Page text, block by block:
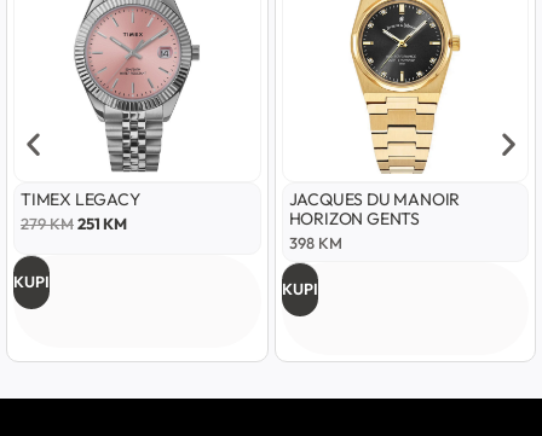
TIMEX LEGACY
279KM251KM
KUPI
JACQUES DU MANOIR
HORIZON GENTS
398 KM
KUPI